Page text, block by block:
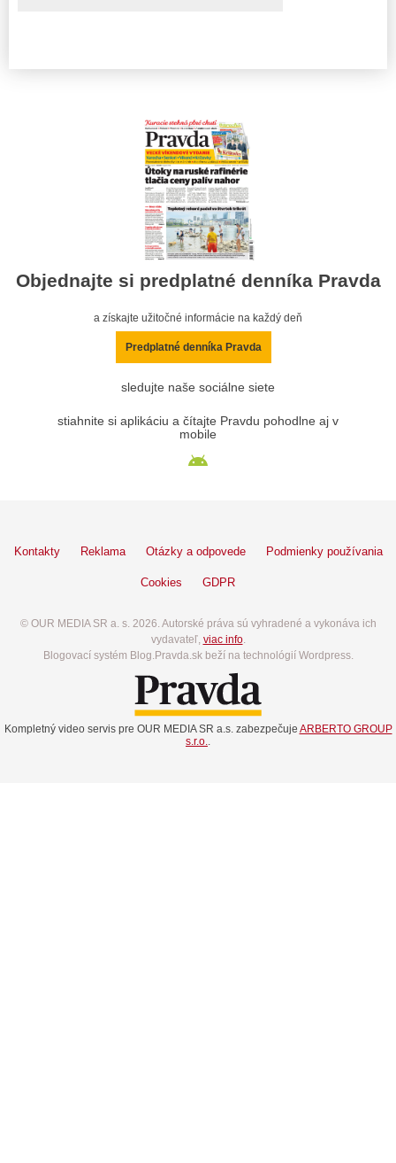
Objednajte si predplatné denníka Pravda
a získajte užitočné informácie na každý deň
Predplatné denníka Pravda
sledujte naše sociálne siete
stiahnite si aplikáciu a čítajte Pravdu pohodlne aj v
mobile
Kontakty Reklama Otázky a odpovede Podmienky používania
Cookies GDPR
© OUR MEDIA SR a. s. 2026. Autorské práva sú vyhradené a vykonáva ich
vydavateľ, viac info.
Blogovací systém Blog.Pravda.sk beží na technológií Wordpress.
Kompletný video servis pre OUR MEDIA SR a.s. zabezpečuje ARBERTO GROUP
s.r.o.